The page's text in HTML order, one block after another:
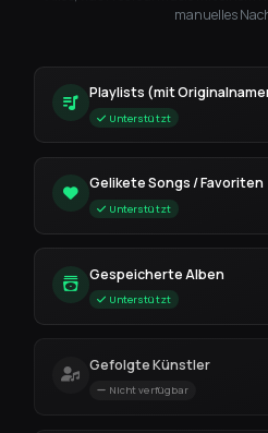
manuelles
Playlists (mit
Unterstützt
Gelikete Songs / Favoriten
Unterstützt
Gespeicherte Alben
Unterstützt
Gefolgte Künstler
Nicht verfügbar